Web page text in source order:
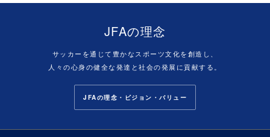
JFAの理念
サッカーを通じて豊かなスポーツ文化を創造し、
人々の心身の健全な発達と社会の発展に貢献する。
JFAの理念・ビジョン・バリュー